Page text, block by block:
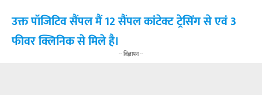
उक्त पॉजिटिव सैंपल मैं 12 सैंपल कांटेक्ट ट्रेसिंग से एवं 3
फीवर क्लिनिक से मिले है।
-- विज्ञापन --